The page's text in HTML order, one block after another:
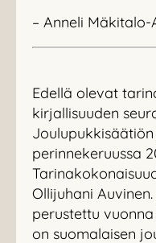
– Anneli Mäkitalo-
Edellä olevat
kirjallisuuden
perinnekeruussa
Ollijuhani
perustettu
on suomalaisen